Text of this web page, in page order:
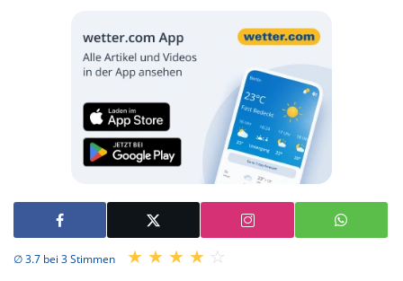
∅ 3.7 bei 3 Stimmen